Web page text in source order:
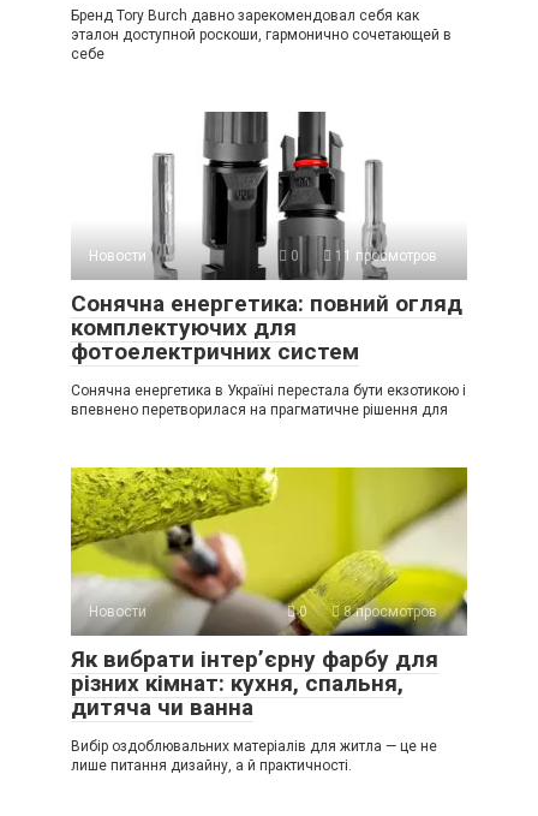
Бренд Tory Burch давно зарекомендовал себя как
эталон доступной роскоши, гармонично сочетающей в
себе
Новости 0 11 просмотров
Сонячна енергетика: повний огляд
комплектуючих для
фотоелектричних систем
Сонячна енергетика в Україні перестала бути екзотикою і
впевнено перетворилася на прагматичне рішення для
Новости 0 8 просмотров
Як вибрати інтер’єрну фарбу для
різних кімнат: кухня, спальня,
дитяча чи ванна
Вибір оздоблювальних матеріалів для житла — це не
лише питання дизайну, а й практичності.